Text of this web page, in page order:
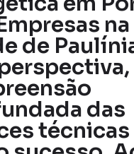
na
de
das